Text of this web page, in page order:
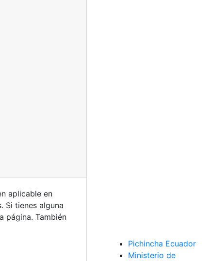
aplicable en
Si tienes alguna
página. También
Pichincha Ecuador
Ministerio de